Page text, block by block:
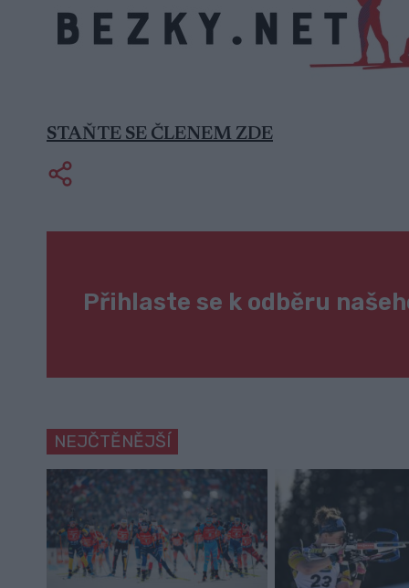
STAŇTE SE ČLENEM ZDE
Přihlaste se k odběru
NEJČTĚNĚJŠÍ